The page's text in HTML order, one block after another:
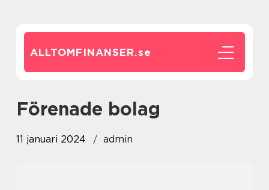
ALLTOMFINANSER.se
förenade bolag
11 januari 2024 admin